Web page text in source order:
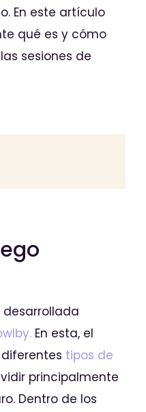
En este artículo
qué es y cómo
sesiones de
desarrollada
En esta, el
tipos de
principalmente
Dentro de los